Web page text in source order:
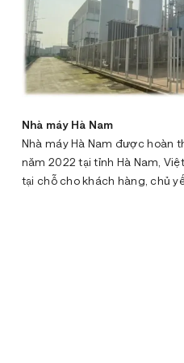
Nhà máy Hà Nam
Nhà máy Hà Nam được hoàn
năm 2022 tại tỉnh Hà Nam,
tại chỗ cho khách hàng, chủ